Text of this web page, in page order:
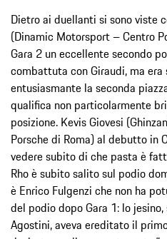
Dietro ai duellanti si sono viste
(Dinamic Motorsport – Centro
Gara 2 un eccellente secondo
combattuta con Giraudi, ma
entusiasmante la seconda
qualifica non particolarmente
posizione. Kevis Giovesi
Porsche di Roma) al debutto in
vedere subito di che pasta è
Rho è subito salito sul podio
è Enrico Fulgenzi che non ha
del podio dopo Gara 1: lo
Agostini, aveva ereditato il